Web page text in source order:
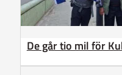
De går tio mil för